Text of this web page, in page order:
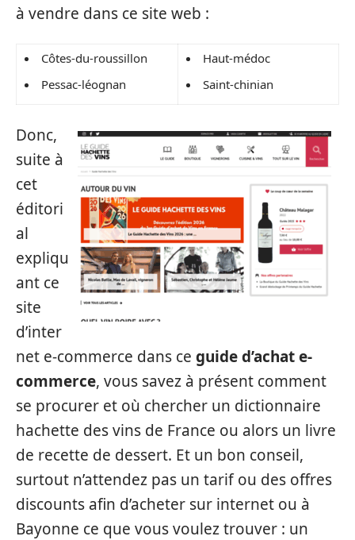
à vendre dans ce site web :
Côtes-du-roussillon
Pessac-léognan
Haut-médoc
Saint-chinian
Donc,
suite à
cet
éditori
al
expliqu
ant ce
site
d’inter
net e-commerce dans ce guide d’achat e-
commerce, vous savez à présent comment
se procurer et où chercher un dictionnaire
hachette des vins de France ou alors un livre
de recette de dessert. Et un bon conseil,
surtout n’attendez pas un tarif ou des offres
discounts afin d’acheter sur internet ou à
Bayonne ce que vous voulez trouver : un